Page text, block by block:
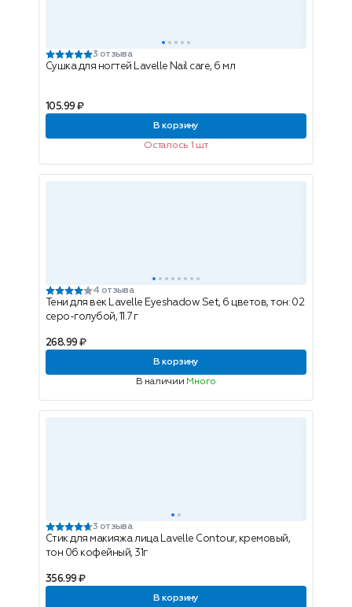
3 отзыва
Сушка для ногтей Lavelle Nail carе, 6 мл
105.99 ₽
В корзину
Осталось 1 шт
4 отзыва
Тени для век Lavelle Eyeshadow Set, 6 цветов, тон: 02
серо-голубой, 11.7 г
268.99 ₽
В корзину
В наличии Много
3 отзыва
Стик для макияжа лица Lavelle Contour, кремовый,
тон 06 кофейный, 31г
356.99 ₽
В корзину